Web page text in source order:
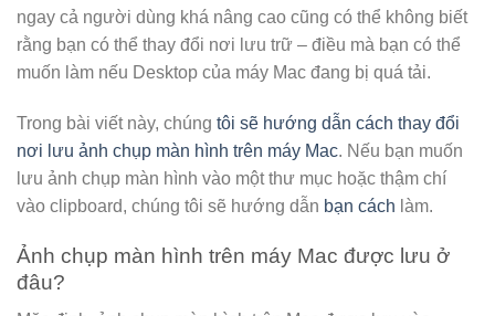
ngay cả người dùng khá nâng cao cũng có thể không biết
rằng bạn có thể thay đổi nơi lưu trữ – điều mà bạn có thể
muốn làm nếu Desktop của máy Mac đang bị quá tải.
Trong bài viết này, chúng tôi sẽ hướng dẫn cách thay đổi
nơi lưu ảnh chụp màn hình trên máy Mac. Nếu bạn muốn
lưu ảnh chụp màn hình vào một thư mục hoặc thậm chí
vào clipboard, chúng tôi sẽ hướng dẫn bạn cách làm.
Ảnh chụp màn hình trên máy Mac được lưu ở
đâu?